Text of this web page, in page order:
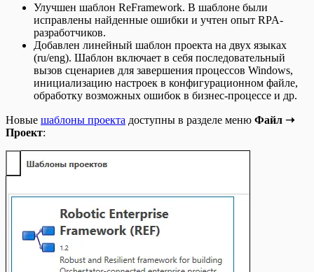
Улучшен шаблон ReFramework. В шаблоне были
исправлены найденные ошибки и учтен опыт RPA-
разработчиков.
Добавлен линейный шаблон проекта на двух языках
(ru/eng). Шаблон включает в себя последовательный
вызов сценариев для завершения процессов Windows,
инициализацию настроек в конфигурационном файле,
обработку возможных ошибок в бизнес-процессе и др.
Новые шаблоны проекта доступны в разделе меню Файл ➝
Проект: